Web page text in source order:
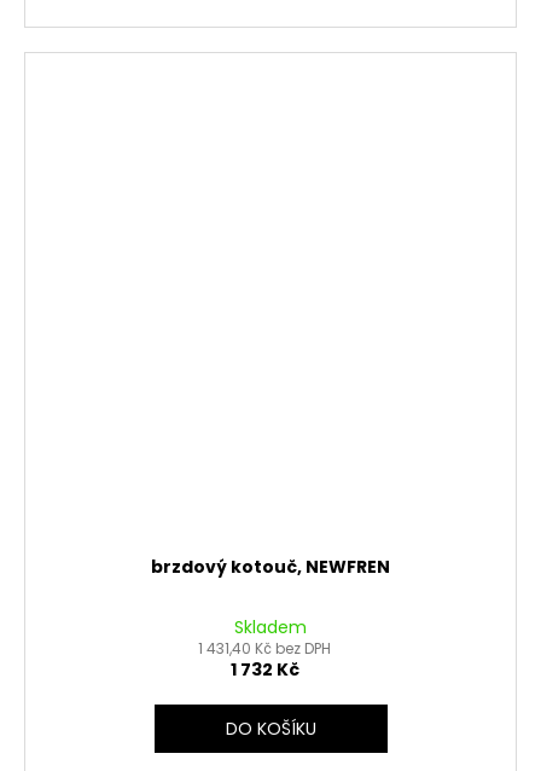
brzdový kotouč, NEWFREN
Skladem
1 431,40 Kč bez DPH
1 732 Kč
DO KOŠÍKU